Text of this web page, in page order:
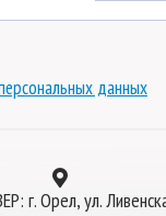
данных
г. Орел, ул.